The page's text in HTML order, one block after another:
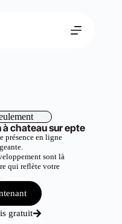
chateau sur epte
présence en ligne
sont là
qui reflète votre
gratuit